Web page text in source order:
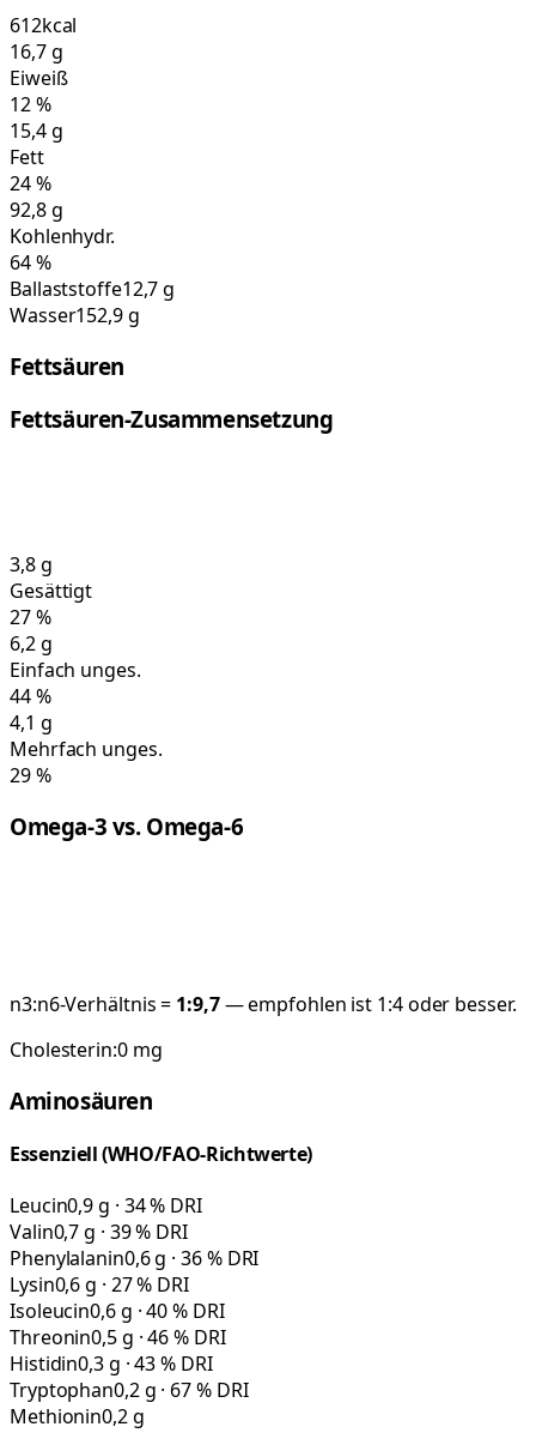
612kcal
16,7g
Eiweiß
12%
15,4g
Fett
24%
92,8g
Kohlenhydr.
64%
Ballaststoffe12,7 g
Wasser152,9 g
Fettsäuren
Fettsäuren-Zusammensetzung
3,8g
Gesättigt
27%
6,2g
Einfach unges.
44%
4,1 g
Mehrfach unges.
29%
Omega-3 vs. Omega-6
n3:n6-Verhältnis = 1:9,7— empfohlen ist 1:4 oder besser.
Cholesterin:0mg
Aminosäuren
Essenziell (WHO/FAO-Richtwerte)
Leucin0,9 g · 34 % DRI
Valin0,7 g · 39 % DRI
Phenylalanin0,6 g · 36 % DRI
Lysin0,6 g · 27 % DRI
Isoleucin0,6 g · 40 % DRI
Threonin0,5 g · 46 % DRI
Histidin0,3 g · 43 % DRI
Tryptophan0,2 g · 67 % DRI
Methionin0,2 g